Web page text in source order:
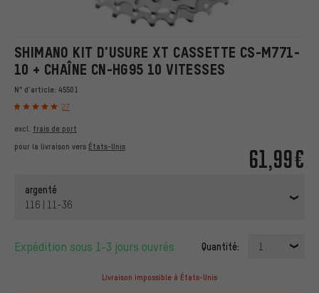
SHIMANO KIT D'USURE XT CASSETTE CS-M771-
10 + CHAÎNE CN-HG95 10 VITESSES
N° d'article: 45501
27
61,99€
excl. frais de port
pour la livraison vers États-Unis
argenté
116 | 11-36
Expédition sous 1-3 jours ouvrés Quantité: 1
Livraison impossible à États-Unis